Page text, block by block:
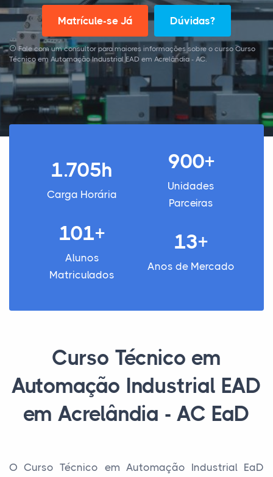
Matrícule-se Já Dúvidas?
Fale com um consultor para maiores informações sobre o curso Curso
Técnico em Automação Industrial EAD em Acrelândia - AC.
1.705h
Carga Horária
900+
Unidades
Parceiras
101+
Alunos
Matriculados
13+
Anos de Mercado
Curso Técnico em
Automação Industrial EAD
em Acrelândia - AC EaD
O Curso Técnico em Automação Industrial EaD